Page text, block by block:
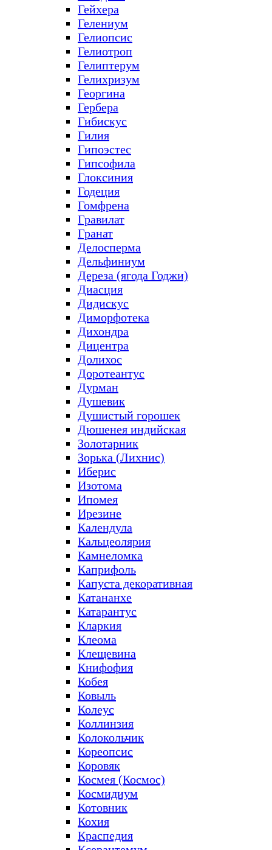
Гейхера
Гелениум
Гелиопсис
Гелиотроп
Гелиптерум
Гелихризум
Георгина
Гербера
Гибискус
Гилия
Гипоэстес
Гипсофила
Глоксиния
Годеция
Гомфрена
Гравилат
Гранат
Делосперма
Дельфиниум
Дереза (ягода Годжи)
Диасция
Дидискус
Диморфотека
Дихондра
Дицентра
Долихос
Доротеантус
Дурман
Душевик
Душистый горошек
Дюшенея индийская
Золотарник
Зорька (Лихнис)
Иберис
Изотома
Ипомея
Ирезине
Календула
Кальцеолярия
Камнеломка
Каприфоль
Капуста декоративная
Катананхе
Катарантус
Кларкия
Клеома
Клещевина
Книфофия
Кобея
Ковыль
Колеус
Коллинзия
Колокольчик
Кореопсис
Коровяк
Космея (Космос)
Космидиум
Котовник
Кохия
Краспедия